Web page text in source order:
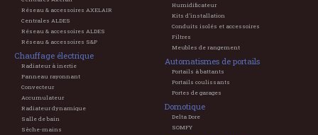
Réseau & accessoires AXELAIR
Centrales ALDES
Réseau & accessoires ALDES
Réseau & accessoires S&P
Chauffage électrique
Radiateur à inertie
Panneau rayonnant
Convecteur
Accumulateur
Radiateur dynamique
Salle de bain
Sèche-mains
Humidificateur
Kits d'installation
Conduits isolés et accessoires
Filtres
Meubles de rangement
Automatismes de portails
Portails à battants
Portails coulissants
Portes de garages
Domotique
Delta Dore
SOMFY